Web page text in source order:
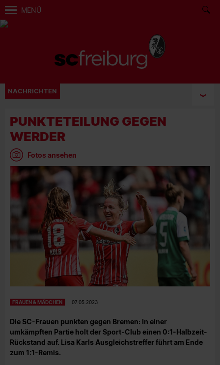
MENÜ
NACHRICHTEN
PUNKTETEILUNG GEGEN
WERDER
Fotos ansehen
FRAUEN & MÄDCHEN 07.05.2023
Die SC-Frauen punkten gegen Bremen: In einer
umkämpften Partie holt der Sport-Club einen 0:1-Halbzeit-
Rückstand auf. Lisa Karls Ausgleichstreffer führt am Ende
zum 1:1-Remis.